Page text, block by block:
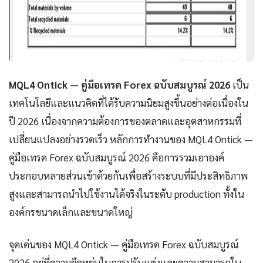
MQL4 Ontick — คู่มือเทรด Forex ฉบับสมบูรณ์ 2026 เป็น
เทคโนโลยีและแนวคิดที่ได้รับความนิยมสูงขึ้นอย่างต่อเนื่องใน
ปี 2026 เนื่องจากความต้องการของตลาดและอุตสาหกรรมที่
เปลี่ยนแปลงอย่างรวดเร็ว หลักการทำงานของ MQL4 Ontick —
คู่มือเทรด Forex ฉบับสมบูรณ์ 2026 คือการรวมเอาองค์
ประกอบหลายส่วนเข้าด้วยกันเพื่อสร้างระบบที่มีประสิทธิภาพ
สูงและสามารถนำไปใช้งานได้จริงในระดับ production ทั้งใน
องค์กรขนาดเล็กและขนาดใหญ่
จุดเด่นของ MQL4 Ontick — คู่มือเทรด Forex ฉบับสมบูรณ์